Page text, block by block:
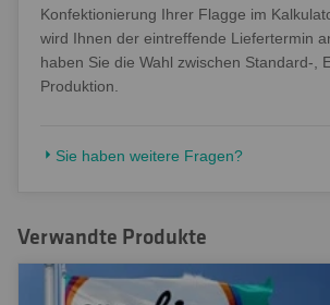
Konfektionierung Ihrer Flagge im
wird Ihnen der eintreffende Liefertermin
haben Sie die Wahl zwischen Standard-,
Produktion.
Sie haben weitere Fragen?
Verwandte Produkte